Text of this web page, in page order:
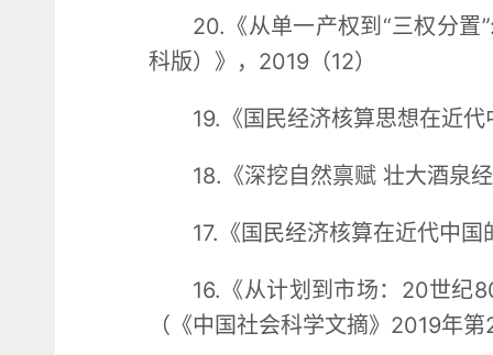
20.《从单一产权到“三权分
科版）》，2019（12）
19.《国民经济核算思想在近
18.《深挖自然禀赋 壮大酒泉
17.《国民经济核算在近代中
16.《从计划到市场：20世纪
（《中国社会科学文摘》2019年